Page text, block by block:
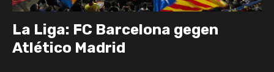
La Liga: FC Barcelona gegen
Atlético Madrid